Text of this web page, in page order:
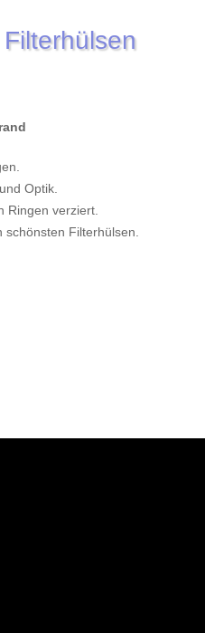
Optik.
Ringen verziert.
Filterhülsen.